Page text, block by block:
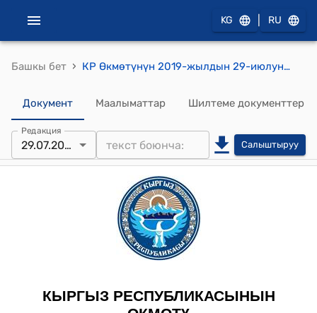
KG RU
Башкы бет › КР Өкмөтүнүн 2019-жылдын 29-июлундагы № 373 "Кыргыз Республикасынын шайлоо жана референдум өткөрүү боюнча шайлоо комиссиялары жөнүндө" Кыргыз Республикасынын Мыйзамына өзгөртүүлөрдү киргизүү тууралуу" Кыргыз Республикасынын Мыйзамынын долбооруна Кыргыз Республикасынын Өкмөтүнүн корутундусу жөнүндө" токтому
Документ Маалыматтар Шилтеме документтер
Редакция
29.07.2019 Салыштыруу